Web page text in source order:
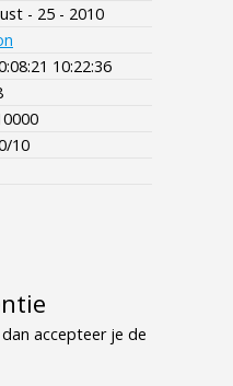
- 25 - 2010
10:22:36
10
accepteer je de